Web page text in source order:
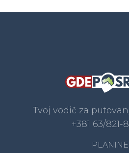
Tvoj vodič za
+381 63/821-
PLANINE